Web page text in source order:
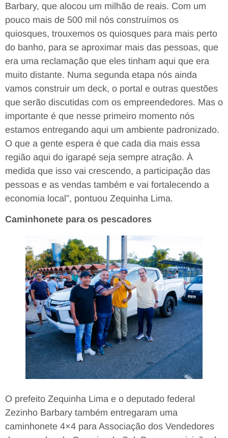
Barbary, que alocou um milhão de reais. Com um
pouco mais de 500 mil nós construímos os
quiosques, trouxemos os quiosques para mais perto
do banho, para se aproximar mais das pessoas, que
era uma reclamação que eles tinham aqui que era
muito distante. Numa segunda etapa nós ainda
vamos construir um deck, o portal e outras questões
que serão discutidas com os empreendedores. Mas o
importante é que nesse primeiro momento nós
estamos entregando aqui um ambiente padronizado.
O que a gente espera é que cada dia mais essa
região aqui do igarapé seja sempre atração. À
medida que isso vai crescendo, a participação das
pessoas e as vendas também e vai fortalecendo a
economia local”, pontuou Zequinha Lima.
Caminhonete para os pescadores
O prefeito Zequinha Lima e o deputado federal
Zezinho Barbary também entregaram uma
caminhonete 4×4 para Associação dos Vendedores